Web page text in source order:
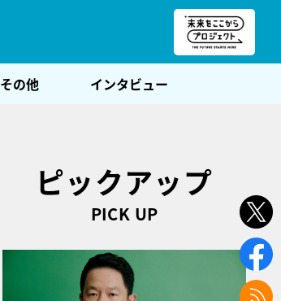
その他 インタビュー
ピックアップ
PICK UP